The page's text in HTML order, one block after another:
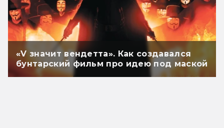
«V значит вендетта». Как создавался
бунтарский фильм про идею под маской